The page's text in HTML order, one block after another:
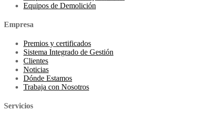
Equipos de Demolición
Empresa
Premios y certificados
Sistema Integrado de Gestión
Clientes
Noticias
Dónde Estamos
Trabaja con Nosotros
Servicios